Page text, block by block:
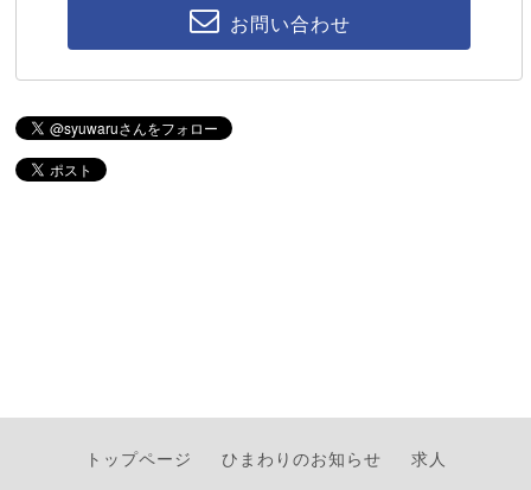
お問い合わせ
トップページ ひまわりのお知らせ
求人